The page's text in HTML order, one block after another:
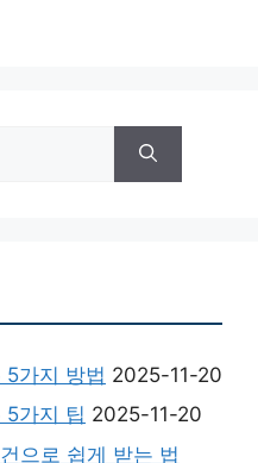
5가지 방법 2025-11-20
5가지 팁 2025-11-20
으로 쉽게 받는 법